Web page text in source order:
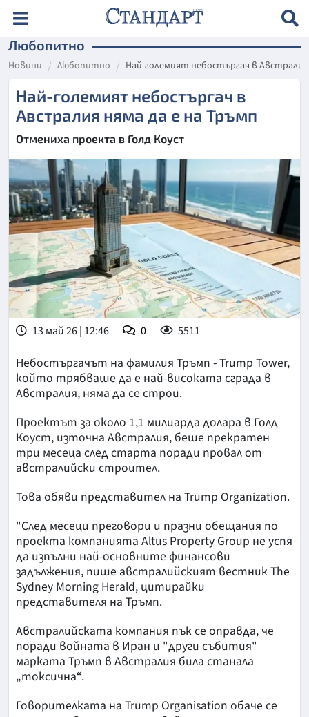
Любопитно
Новини Любопитно Най-големият небостъргач в
Най-големият небостъргач в
Австралия няма да е на Тръмп
Отмениха проекта в Голд Коуст
13 май 26 | 12:46 0 5511
Небостъргачът на фамилия Тръмп - Trump Tower,
който трябваше да е най-високата сграда в
Австралия, няма да се строи.
Проектът за около 1,1 милиарда долара в Голд
Коуст, източна Австралия, беше прекратен
три месеца след старта поради провал от
австралийски строител.
Това обяви представител на Trump Organization.
"След месеци преговори и празни обещания по
проекта компанията Altus Property Group не успя
да изпълни най-основните финансови
задължения, пише австралийският вестник The
Sydney Morning Herald, цитирайки
представителя на Тръмп.
Австралийската компания пък се оправда, че
поради войната в Иран и "други събития"
марката Тръмп в Австралия била станала
„токсична“.
Говорителката на Trump Organisation обаче се